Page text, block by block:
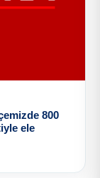
800
ele